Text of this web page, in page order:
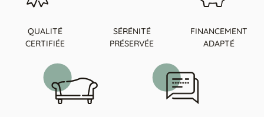
QUALITÉ
CERTIFIÉE
SÉRÉNITÉ
PRÉSERVÉE
FINANCEMENT
ADAPTÉ